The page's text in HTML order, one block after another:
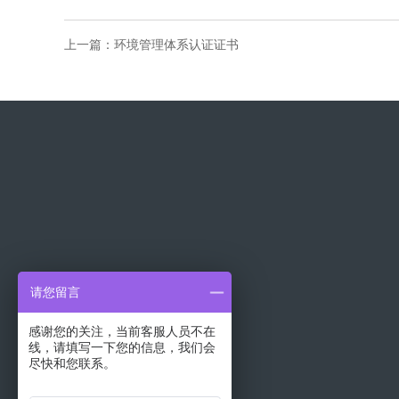
上一篇： 环境管理体系认证证书
电话：0571-88773060
请您留言
感谢您的关注，当前客服人员不在
线，请填写一下您的信息，我们会
尽快和您联系。